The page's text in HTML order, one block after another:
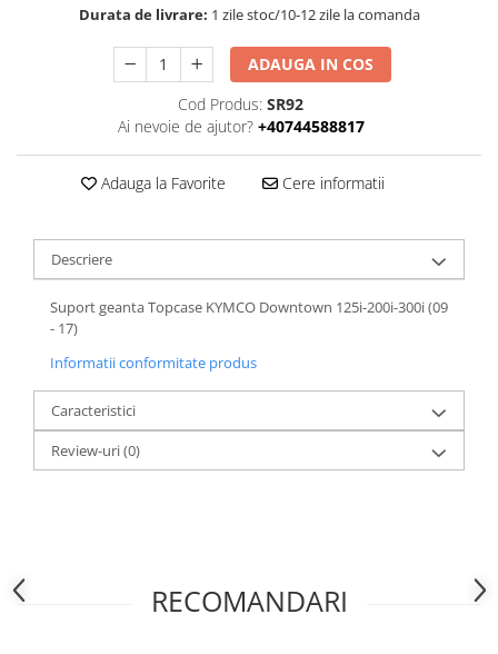
Durata de livrare: 1 zile stoc/10-12 zile la comanda
ADAUGA IN COS
Cod Produs: SR92
Ai nevoie de ajutor? +40744588817
Adauga la Favorite Cere informatii
Descriere
Suport geanta Topcase KYMCO Downtown 125i-200i-300i (09
- 17)
Informatii conformitate produs
Caracteristici
Review-uri(0)
RECOMANDARI